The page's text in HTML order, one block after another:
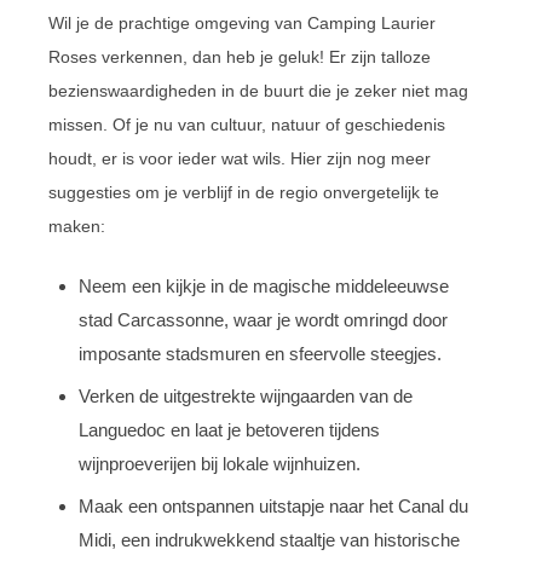
Wil je de prachtige omgeving van Camping Laurier
Roses verkennen, dan heb je geluk! Er zijn talloze
bezienswaardigheden in de buurt die je zeker niet mag
missen. Of je nu van cultuur, natuur of geschiedenis
houdt, er is voor ieder wat wils. Hier zijn nog meer
suggesties om je verblijf in de regio onvergetelijk te
maken:
Neem een kijkje in de magische middeleeuwse
stad Carcassonne, waar je wordt omringd door
imposante stadsmuren en sfeervolle steegjes.
Verken de uitgestrekte wijngaarden van de
Languedoc en laat je betoveren tijdens
wijnproeverijen bij lokale wijnhuizen.
Maak een ontspannen uitstapje naar het Canal du
Midi, een indrukwekkend staaltje van historische